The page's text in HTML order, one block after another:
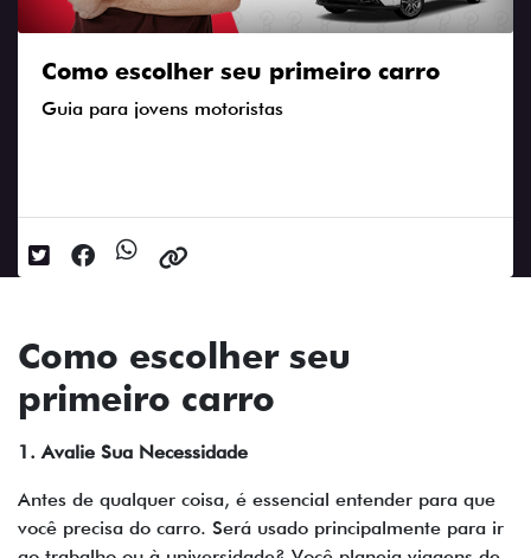
Como escolher seu primeiro carro
Guia para jovens motoristas
Como escolher seu
primeiro carro
1. Avalie Sua Necessidade
Antes de qualquer coisa, é essencial entender para que
você precisa do carro. Será usado principalmente para ir